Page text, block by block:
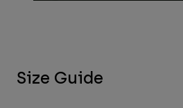
Size Guide